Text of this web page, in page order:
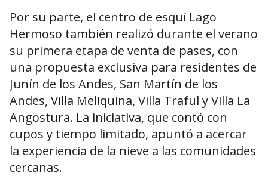
Por su parte, el centro de esquí Lago
Hermoso también realizó durante el verano
su primera etapa de venta de pases, con
una propuesta exclusiva para residentes de
Junín de los Andes, San Martín de los
Andes, Villa Meliquina, Villa Traful y Villa La
Angostura. La iniciativa, que contó con
cupos y tiempo limitado, apuntó a acercar
la experiencia de la nieve a las comunidades
cercanas.